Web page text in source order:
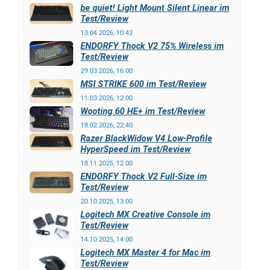
be quiet! Light Mount Silent Linear im
Test/Review
13.04.2026, 10:42
ENDORFY Thock V2 75% Wireless im
Test/Review
29.03.2026, 16:00
MSI STRIKE 600 im Test/Review
11.03.2026, 12:00
Wooting 60 HE+ im Test/Review
18.02.2026, 22:40
Razer BlackWidow V4 Low-Profile
HyperSpeed im Test/Review
18.11.2025, 12:00
ENDORFY Thock V2 Full-Size im
Test/Review
20.10.2025, 13:00
Logitech MX Creative Console im
Test/Review
14.10.2025, 14:00
Logitech MX Master 4 for Mac im
Test/Review